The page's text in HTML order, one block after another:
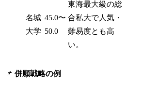
名城
大学
45.0〜
50.0
東海最大級の総
合私大で人気・
難易度とも高
い。
📌併願戦略の例